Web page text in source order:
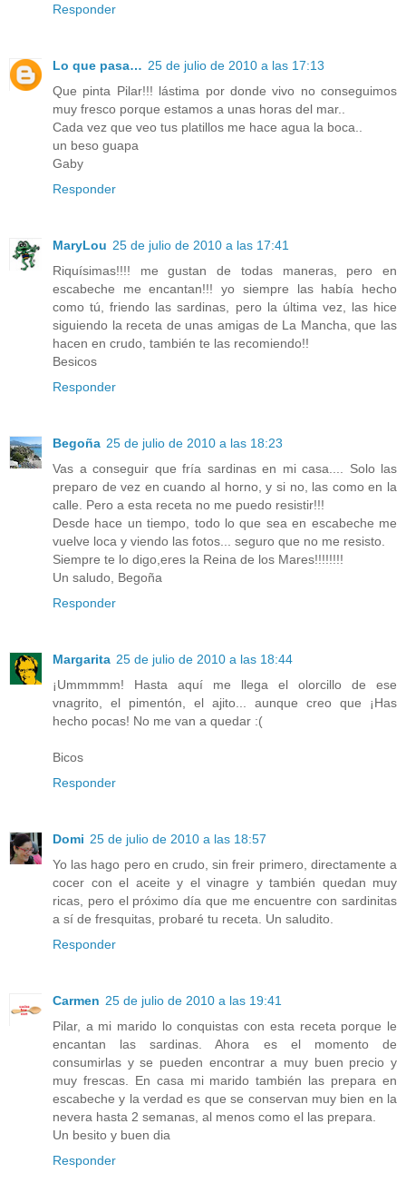
Responder
Lo que pasa… 25 de julio de 2010 a las 17:13
Que pinta Pilar!!! lástima por donde vivo no conseguimos
muy fresco porque estamos a unas horas del mar..
Cada vez que veo tus platillos me hace agua la boca..
un beso guapa
Gaby
Responder
MaryLou 25 de julio de 2010 a las 17:41
Riquísimas!!!! me gustan de todas maneras, pero en
escabeche me encantan!!! yo siempre las había hecho
como tú, friendo las sardinas, pero la última vez, las hice
siguiendo la receta de unas amigas de La Mancha, que las
hacen en crudo, también te las recomiendo!!
Besicos
Responder
Begoña 25 de julio de 2010 a las 18:23
Vas a conseguir que fría sardinas en mi casa.... Solo las
preparo de vez en cuando al horno, y si no, las como en la
calle. Pero a esta receta no me puedo resistir!!!
Desde hace un tiempo, todo lo que sea en escabeche me
vuelve loca y viendo las fotos... seguro que no me resisto.
Siempre te lo digo,eres la Reina de los Mares!!!!!!!!
Un saludo, Begoña
Responder
Margarita 25 de julio de 2010 a las 18:44
¡Ummmmm! Hasta aquí me llega el olorcillo de ese
vnagrito, el pimentón, el ajito... aunque creo que ¡Has
hecho pocas! No me van a quedar :(
Bicos
Responder
Domi 25 de julio de 2010 a las 18:57
Yo las hago pero en crudo, sin freir primero, directamente a
cocer con el aceite y el vinagre y también quedan muy
ricas, pero el próximo día que me encuentre con sardinitas
a sí de fresquitas, probaré tu receta. Un saludito.
Responder
Carmen 25 de julio de 2010 a las 19:41
Pilar, a mi marido lo conquistas con esta receta porque le
encantan las sardinas. Ahora es el momento de
consumirlas y se pueden encontrar a muy buen precio y
muy frescas. En casa mi marido también las prepara en
escabeche y la verdad es que se conservan muy bien en la
nevera hasta 2 semanas, al menos como el las prepara.
Un besito y buen dia
Responder